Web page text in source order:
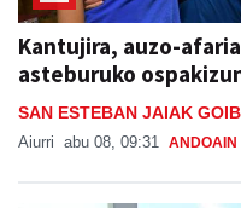
Kantujira, auzo-
asteburuko
SAN ESTEBAN JAIAK
Aiurri abu 08, 09:31 ANDOAIN